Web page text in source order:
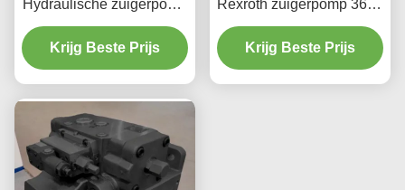
Hydraulische zuigerpomp
Industriële graad SAE
Standaard
montageflenzen
Krijg Beste Prijs
Rexroth zuigerpomp 3600
Rpm voor mobiele
machines
Krijg Beste Prijs